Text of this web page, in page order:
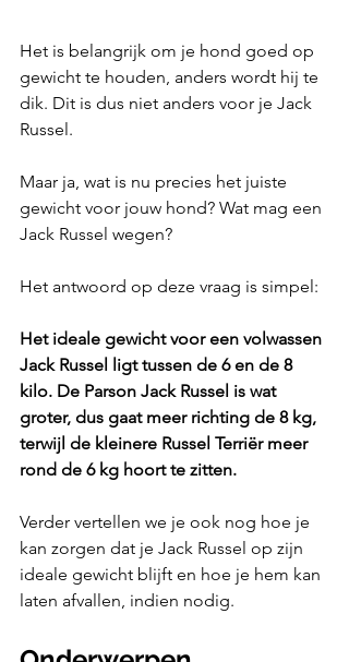
Het is belangrijk om je hond goed op
gewicht te houden, anders wordt hij te
dik. Dit is dus niet anders voor je Jack
Russel.
Maar ja, wat is nu precies het juiste
gewicht voor jouw hond? Wat mag een
Jack Russel wegen?
Het antwoord op deze vraag is simpel:
Het ideale gewicht voor een volwassen
Jack Russel ligt tussen de 6 en de 8
kilo. De Parson Jack Russel is wat
groter, dus gaat meer richting de 8 kg,
terwijl de kleinere Russel Terriër meer
rond de 6 kg hoort te zitten.
Verder vertellen we je ook nog hoe je
kan zorgen dat je Jack Russel op zijn
ideale gewicht blijft en hoe je hem kan
laten afvallen, indien nodig.